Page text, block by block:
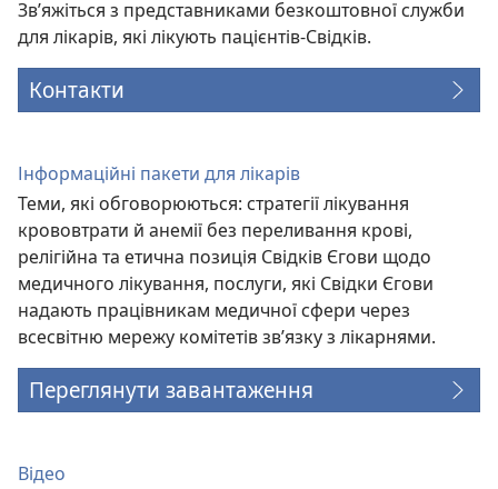
Зв’яжіться з представниками безкоштовної служби
для лікарів, які лікують пацієнтів-Свідків.
Контакти
Інформаційні пакети для лікарів
Теми, які обговорюються: стратегії лікування
крововтрати й анемії без переливання крові,
релігійна та етична позиція Свідків Єгови щодо
медичного лікування, послуги, які Свідки Єгови
надають працівникам медичної сфери через
всесвітню мережу комітетів зв’язку з лікарнями.
Переглянути завантаження
Відео